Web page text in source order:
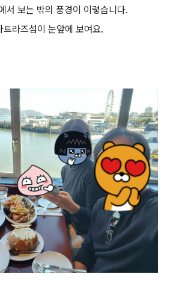
서 보는 밖의 풍경이 이렇습니다.
트라즈섬이 눈앞에 보여요.